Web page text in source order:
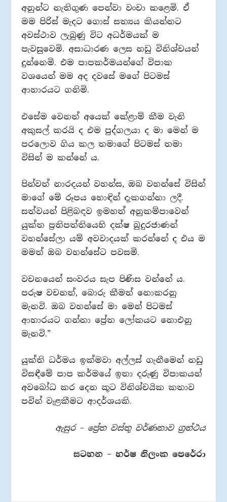
අනුන්ට නැතිගුණ පෙන්වා වංචා කළෙමි. ඒ
මම පිරිස් මැදට ගොස් සත්‍යය කියන්නට
අවස්ථාව ලැබුණු විට අධර්මයක් ම
පැවසුවෙමි. අසාධාරණ ලෙස නඩු විනිශ්චයන්
දුන්නෙමි. එම පාපකර්මයන්ගේ විපාක
වශයෙන් මම අද දවසේ මගේ පිටමස්
ආහාරයට ගනිමි.
එසේම වෙනත් අයෙක් කේළාම් කීම වැනි
අකුසල් කරයි ද එම පුද්ගලයා ද මා මෙන් ම
පරලොව ගිය කල තමාගේ පිටමස් තමා
විසින් ම කන්නේ ය.
පින්වත් නාරදයන් වහන්ස, ඔබ වහන්සේ විසින්
මාගේ මේ රූපය හොඳින් දැකගන්නා ලදී.
සත්වයන් පිළිබඳව ඉමහත් අනුකම්පාවෙන්
යුක්ත ප්‍රතිපත්තියෙහි දක්ෂ බුදුරජාණන්
වහන්සේලා යම් අවවාදයක් කරන්නේ ද එය ම
මමත් ඔබ වහන්සේට පවසමි.
වචනයෙන් සංවරය සැප පිණිස වන්නේ ය.
පරුෂ වචනත්, බොරු කීමත් නොකරනු
මැනවි. ඔබ වහන්සේ මා මෙන් පිටමස්
ආහාරයට ගන්නා ප්‍රේත ලෝකයට නොඑනු
මැනවි.”
යුක්ති ධර්මය ඉක්මවා අල්ලස් ගැනීමෙන් නඩු
විසඳීමේ පාප කර්මයේ ඉතා දරුණු විපාකයන්
අවබෝධ කර දෙන කූට විනිශ්චයික කතාව
පවින් වැළකීමට ආදර්ශයකි.
ඇසුර – ප්‍රේත වස්තු වර්ණනාව ග්‍රන්ථය
සටහන – හර්ෂ නිලංක පෙරේරා